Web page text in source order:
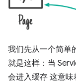
我们先从一个简单
就是这样：当
会进入缓存 这意味